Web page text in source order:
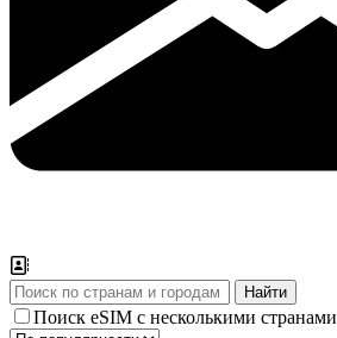
Поиск eSIM с несколькими странами